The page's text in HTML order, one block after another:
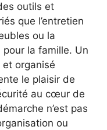
outils et
que l’entretien
ou la
la famille. Un
organisé
le plaisir de
au cœur de
n’est pas
ou